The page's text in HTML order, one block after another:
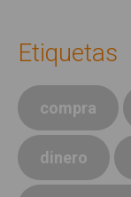
Etiquetas
compra
dinero